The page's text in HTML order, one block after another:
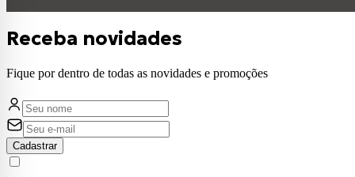
Tensão leve facilita a execução e exige menos força
Tensão pesada gera mais volume e sustain
Jogos para bandolim de 8 e 10 cordas não são compatíveis entre si
O que é encordoamento para bandolim e para que
serve?
O encordoamento para bandolim é o conjunto de cordas metálicas usado
instrumentos de cordas duplas, normalmente com 8 ou 10 cordas
Receba novidades
Fique por dentro de todas as novidades e promoções
Cadastrar